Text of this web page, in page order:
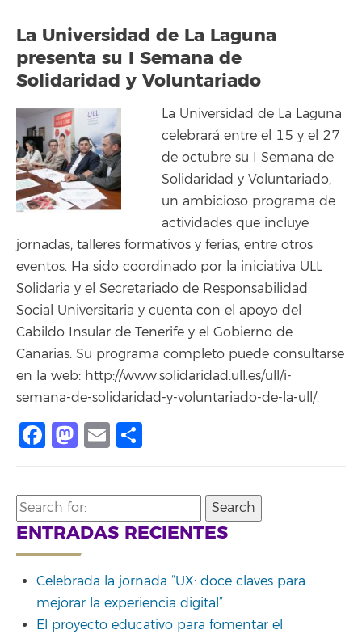
La Universidad de La Laguna
presenta su I Semana de
Solidaridad y Voluntariado
La Universidad de La Laguna
celebrará entre el 15 y el 27
de octubre su I Semana de
Solidaridad y Voluntariado,
un ambicioso programa de
actividades que incluye
jornadas, talleres formativos y ferias, entre otros
eventos. Ha sido coordinado por la iniciativa ULL
Solidaria y el Secretariado de Responsabilidad
Social Universitaria y cuenta con el apoyo del
Cabildo Insular de Tenerife y el Gobierno de
Canarias. Su programa completo puede consultarse
en la web: http://www.solidaridad.ull.es/ull/i-
semana-de-solidaridad-y-voluntariado-de-la-ull/.
Facebook
Mastodon
Email
Search
for:
ENTRADAS RECIENTES
Celebrada la jornada “UX: doce claves para
mejorar la experiencia digital”
El proyecto educativo para fomentar el